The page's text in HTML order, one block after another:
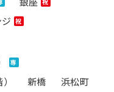
祝
専
新橋 浜松町